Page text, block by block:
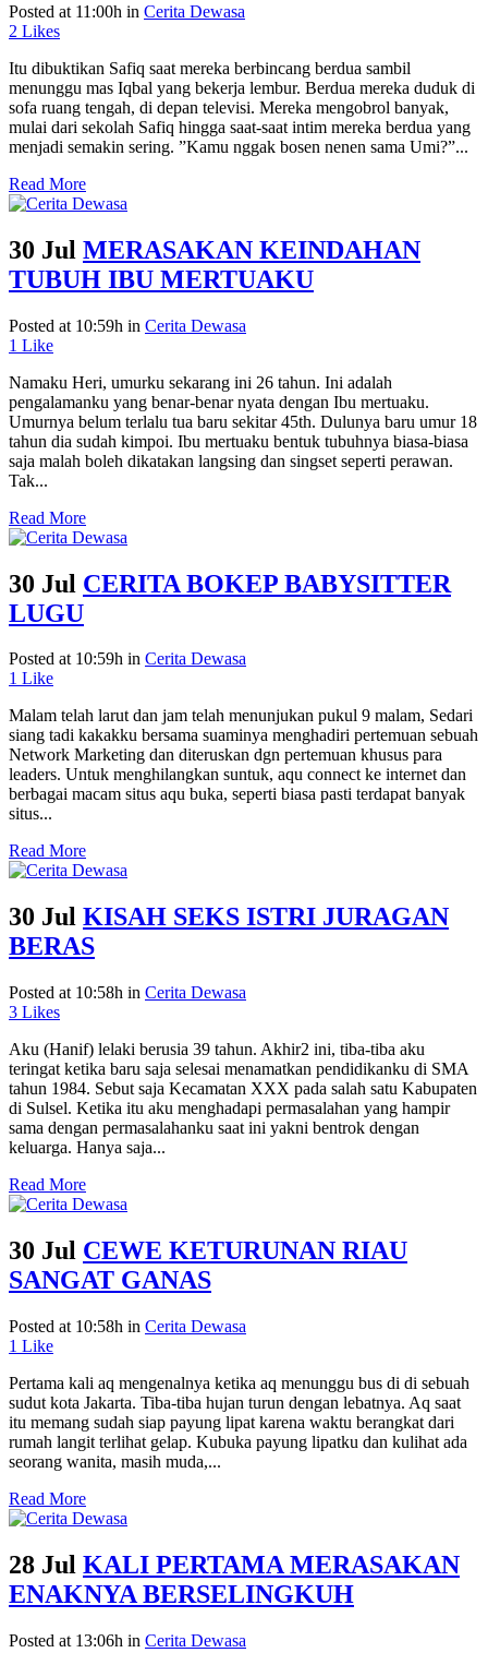
Posted at 11:00h in Cerita Dewasa
2 Likes
Itu dibuktikan Safiq saat mereka berbincang berdua sambil
menunggu mas Iqbal yang bekerja lembur. Berdua mereka duduk di
sofa ruang tengah, di depan televisi. Mereka mengobrol banyak,
mulai dari sekolah Safiq hingga saat-saat intim mereka berdua yang
menjadi semakin sering. ”Kamu nggak bosen nenen sama Umi?”...
Read More
30 Jul MERASAKAN KEINDAHAN
TUBUH IBU MERTUAKU
Posted at 10:59h in Cerita Dewasa
1 Like
Namaku Heri, umurku sekarang ini 26 tahun. Ini adalah
pengalamanku yang benar-benar nyata dengan Ibu mertuaku.
Umurnya belum terlalu tua baru sekitar 45th. Dulunya baru umur 18
tahun dia sudah kimpoi. Ibu mertuaku bentuk tubuhnya biasa-biasa
saja malah boleh dikatakan langsing dan singset seperti perawan.
Tak...
Read More
30 Jul CERITA BOKEP BABYSITTER
LUGU
Posted at 10:59h in Cerita Dewasa
1 Like
Malam telah larut dan jam telah menunjukan pukul 9 malam, Sedari
siang tadi kakakku bersama suaminya menghadiri pertemuan sebuah
Network Marketing dan diteruskan dgn pertemuan khusus para
leaders. Untuk menghilangkan suntuk, aqu connect ke internet dan
berbagai macam situs aqu buka, seperti biasa pasti terdapat banyak
situs...
Read More
30 Jul KISAH SEKS ISTRI JURAGAN
BERAS
Posted at 10:58h in Cerita Dewasa
3 Likes
Aku (Hanif) lelaki berusia 39 tahun. Akhir2 ini, tiba-tiba aku
teringat ketika baru saja selesai menamatkan pendidikanku di SMA
tahun 1984. Sebut saja Kecamatan XXX pada salah satu Kabupaten
di Sulsel. Ketika itu aku menghadapi permasalahan yang hampir
sama dengan permasalahanku saat ini yakni bentrok dengan
keluarga. Hanya saja...
Read More
30 Jul CEWE KETURUNAN RIAU
SANGAT GANAS
Posted at 10:58h in Cerita Dewasa
1 Like
Pertama kali aq mengenalnya ketika aq menunggu bus di di sebuah
sudut kota Jakarta. Tiba-tiba hujan turun dengan lebatnya. Aq saat
itu memang sudah siap payung lipat karena waktu berangkat dari
rumah langit terlihat gelap. Kubuka payung lipatku dan kulihat ada
seorang wanita, masih muda,...
Read More
28 Jul KALI PERTAMA MERASAKAN
ENAKNYA BERSELINGKUH
Posted at 13:06h in Cerita Dewasa